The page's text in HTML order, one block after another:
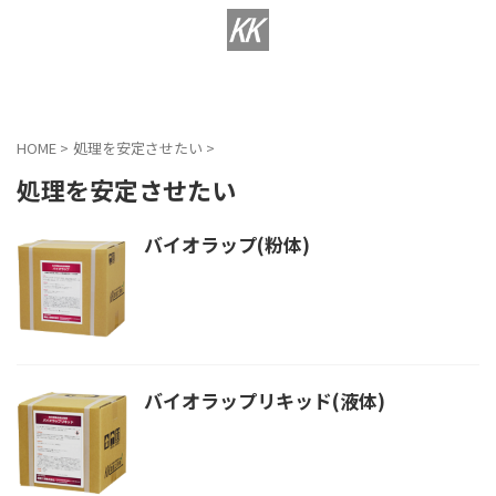
HOME > 処理を安定させたい >
処理を安定させたい
バイオラップ(粉体)
バイオラップリキッド(液体)